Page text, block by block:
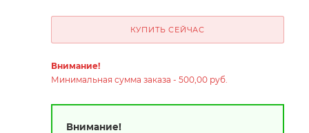
КУПИТЬ СЕЙЧАС
Внимание!
Минимальная сумма заказа - 500,00 руб.
Внимание!